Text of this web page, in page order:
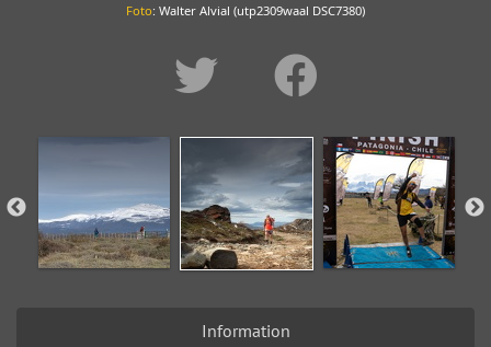
Foto: Walter Alvial (utp2309waal DSC7380)
Information